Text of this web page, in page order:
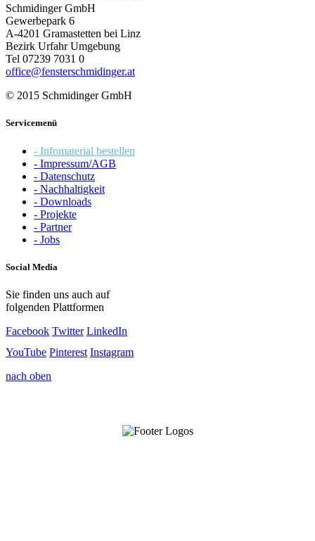
Schmidinger GmbH
Gewerbepark 6
A-4201 Gramastetten bei Linz
Bezirk Urfahr Umgebung
Tel 07239 7031 0
office@fensterschmidinger.at
© 2015 Schmidinger GmbH
Servicemenü
- Infomaterial bestellen
- Impressum/AGB
- Datenschutz
- Nachhaltigkeit
- Downloads
- Projekte
- Partner
- Jobs
Social Media
Sie finden uns auch auf
folgenden Plattformen
Facebook Twitter LinkedIn
YouTube Pinterest Instagram
nach oben